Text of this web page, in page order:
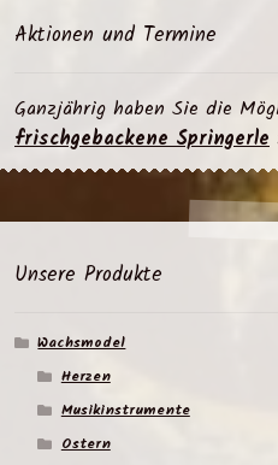
Aktionen und Termine
Ganzjährig haben Sie die
frischgebackene Springerle
Unsere Produkte
Wachsmodel
Herzen
Musikinstrumente
Ostern